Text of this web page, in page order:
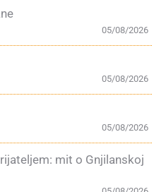
05/08/2026
05/08/2026
05/08/2026
mit o Gnjilanskoj